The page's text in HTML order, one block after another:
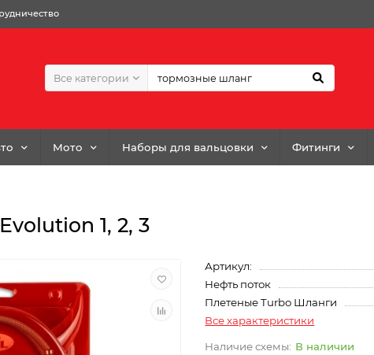
Все категории
Мото Наборы для вальцовки Фитинги
1, 2, 3
Артикул:
Нефть поток
Плетеные Turbo Шланги
Все характеристики
В наличии